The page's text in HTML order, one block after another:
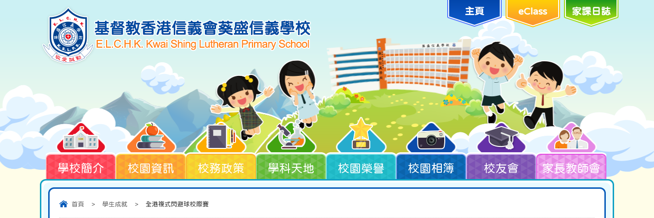
主頁 eClass 家課日誌
學校簡介 校園資訊 校務政策 學科天地 校園榮譽 校園相簿 校友會 家長教師會
首頁 > 學生成就 > 全港複式閃避球校際賽